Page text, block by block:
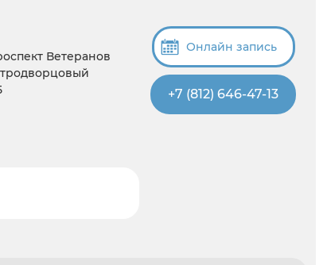
Ветеранов
Онлайн запись
+7 (812) 646-47-13